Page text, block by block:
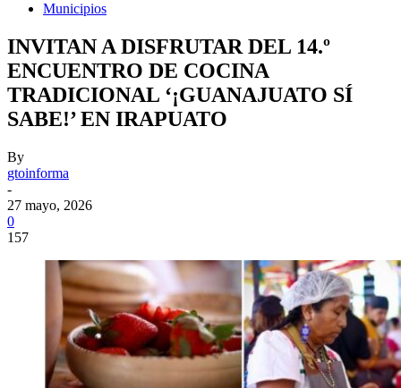
Municipios
INVITAN A DISFRUTAR DEL 14.º
ENCUENTRO DE COCINA
TRADICIONAL ‘¡GUANAJUATO SÍ
SABE!’ EN IRAPUATO
By
gtoinforma
-
27 mayo, 2026
0
157